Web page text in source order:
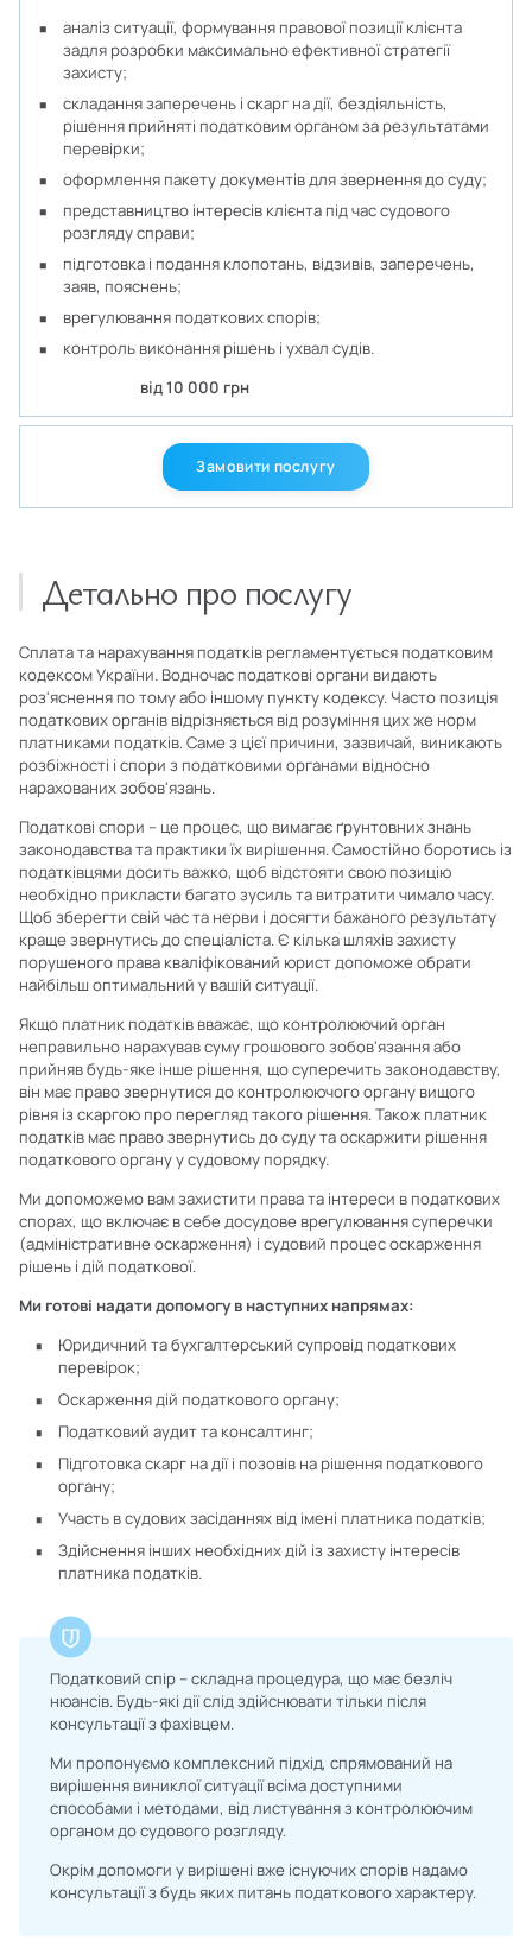
аналіз ситуації, формування правової позиції клієнта
задля розробки максимально ефективної стратегії
захисту;
складання заперечень і скарг на дії, бездіяльність,
рішення прийняті податковим органом за результатами
перевірки;
оформлення пакету документів для звернення до суду;
представництво інтересів клієнта під час судового
розгляду справи;
підготовка і подання клопотань, відзивів, заперечень,
заяв, пояснень;
врегулювання податкових спорів;
контроль виконання рішень і ухвал судів.
від 10 000 грн
Замовити послугу
Детально про послугу
Сплата та нарахування податків регламентується податковим
кодексом України. Водночас податкові органи видають
роз'яснення по тому або іншому пункту кодексу. Часто позиція
податкових органів відрізняється від розуміння цих же норм
платниками податків. Саме з цієї причини, зазвичай, виникають
розбіжності і спори з податковими органами відносно
нарахованих зобов'язань.
Податкові спори – це процес, що вимагає ґрунтовних знань
законодавства та практики їх вирішення. Самостійно боротись із
податківцями досить важко, щоб відстояти свою позицію
необхідно прикласти багато зусиль та витратити чимало часу.
Щоб зберегти свій час та нерви і досягти бажаного результату
краще звернутись до спеціаліста. Є кілька шляхів захисту
порушеного права кваліфікований юрист допоможе обрати
найбільш оптимальний у вашій ситуації.
Якщо платник податків вважає, що контролюючий орган
неправильно нарахував суму грошового зобов'язання або
прийняв будь-яке інше рішення, що суперечить законодавству,
він має право звернутися до контролюючого органу вищого
рівня із скаргою про перегляд такого рішення. Також платник
податків має право звернутись до суду та оскаржити рішення
податкового органу у судовому порядку.
Ми допоможемо вам захистити права та інтереси в податкових
спорах, що включає в себе досудове врегулювання суперечки
(адміністративне оскарження) і судовий процес оскарження
рішень і дій податкової.
Ми готові надати допомогу в наступних напрямах:
Юридичний та бухгалтерський супровід податкових
перевірок;
Оскарження дій податкового органу;
Податковий аудит та консалтинг;
Підготовка скарг на дії і позовів на рішення податкового
органу;
Участь в судових засіданнях від імені платника податків;
Здійснення інших необхідних дій із захисту інтересів
платника податків.
Податковий спір – складна процедура, що має безліч
нюансів. Будь-які дії слід здійснювати тільки після
консультації з фахівцем.
Ми пропонуємо комплексний підхід, спрямований на
вирішення виниклої ситуації всіма доступними
способами і методами, від листування з контролюючим
органом до судового розгляду.
Окрім допомоги у вирішені вже існуючих спорів надамо
консультації з будь яких питань податкового характеру.